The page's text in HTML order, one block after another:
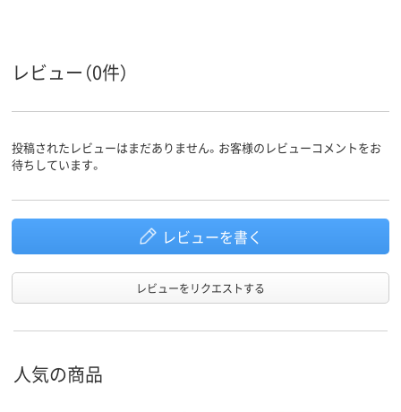
袋の種類 チャック付ポリ袋
低密度ポリエチレン
レビュー（0件）
投稿されたレビューはまだありません。お客様のレビューコメントをお
待ちしています。
レビューを書く
レビューをリクエストする
人気の商品